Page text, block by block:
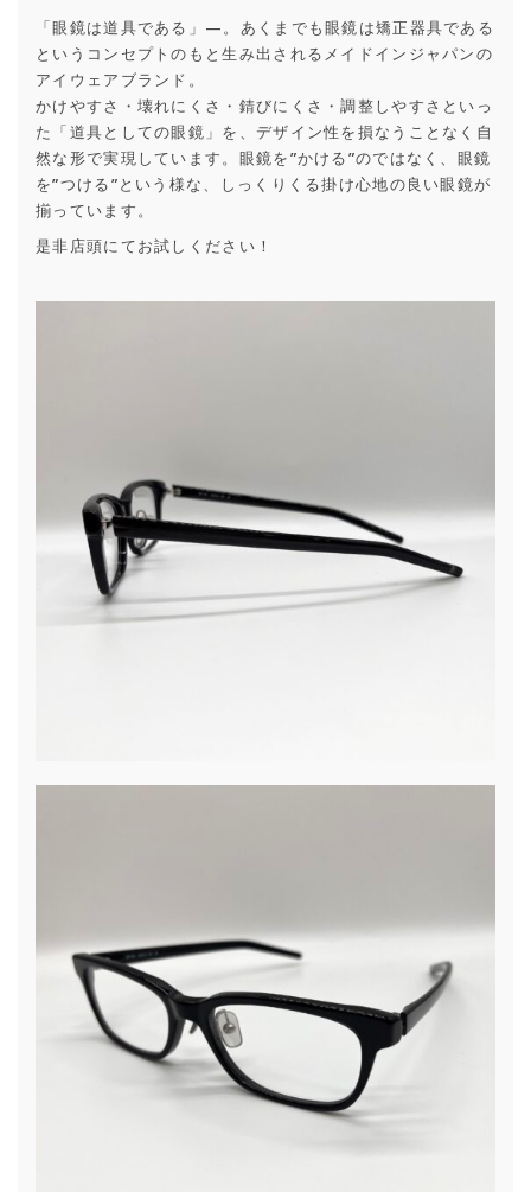
「眼鏡は道具である」—。あくまでも眼鏡は矯正器具である
というコンセプトのもと生み出されるメイドインジャパンの
アイウェアブランド。
かけやすさ・壊れにくさ・錆びにくさ・調整しやすさといっ
た「道具としての眼鏡」を、デザイン性を損なうことなく自
然な形で実現しています。眼鏡を”かける”のではなく、眼鏡
を”つける”という様な、しっくりくる掛け心地の良い眼鏡が
揃っています。
是非店頭にてお試しください！